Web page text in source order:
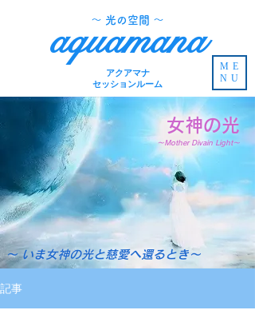
aquamana
​～ 光の空間 ～
アクアマナ
セッションルーム
ME
NU
～Mother Divain Light～
女神の光
～ いま女神の光と慈愛へ還るとき～
記事